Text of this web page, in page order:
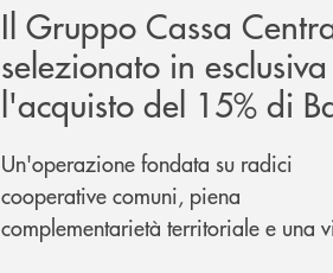
Il Gruppo Cassa
selezionato in
l'acquisto del 15% di
Cambiano 1884
Un'operazione fondata su radici
cooperative comuni, piena
complementarietà territoriale e una